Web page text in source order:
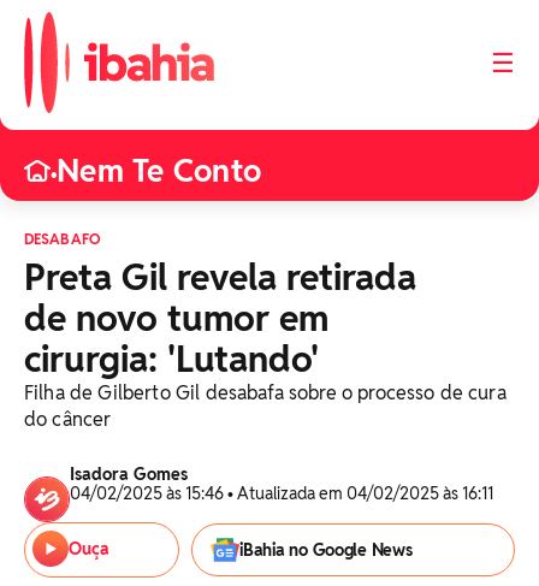
☰
•Nem Te Conto
DESABAFO
Preta Gil revela retirada
de novo tumor em
cirurgia: 'Lutando'
Filha de Gilberto Gil desabafa sobre o processo de cura
do câncer
Isadora Gomes
04/02/2025 às 15:46 • Atualizada em 04/02/2025 às 16:11
Ouça iBahia no Google News